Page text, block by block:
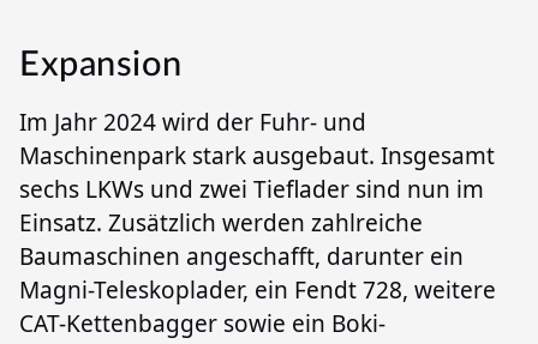
Expansion
Im Jahr 2024 wird der Fuhr- und
Maschinenpark stark ausgebaut. Insgesamt
sechs LKWs und zwei Tieflader sind nun im
Einsatz. Zusätzlich werden zahlreiche
Baumaschinen angeschafft, darunter ein
Magni-Teleskoplader, ein Fendt 728, weitere
CAT-Kettenbagger sowie ein Boki-